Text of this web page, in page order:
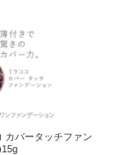
カバータッチファン